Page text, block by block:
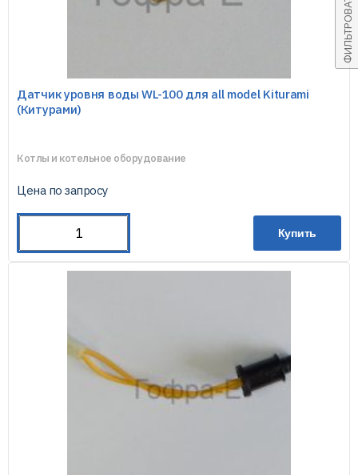
ФИЛЬТРОВАТЬ
Датчик уровня воды WL-100 для all model Kiturami
(Китурами)
Котлы и котельное оборудование
Цена по запросу
Купить